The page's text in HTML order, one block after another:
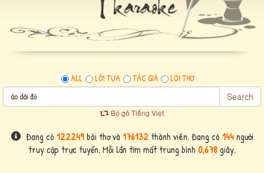
ALL LỜI TỰA TÁC GIẢ LỜI THƠ
Search
Bộ gõ Tiếng Việt
Đang có 122249bài thơ và 176132thành viên. Đang có 144người
truy cập trực tuyến. Mỗi lần tìm mất trung bình 0,678giây.